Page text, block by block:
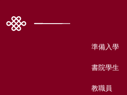
準備入學
書院學生
教職員